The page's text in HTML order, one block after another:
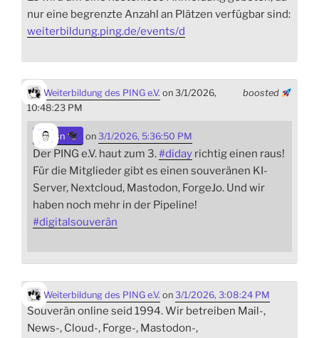
nur eine begrenzte Anzahl an Plätzen verfügbar sind:
weiterbildung.ping.de/events/d
boosted
Weiterbildung des PING e.V. on 3/1/2026,
10:48:23 PM
sn on 3/1/2026, 5:36:50 PM
Der PING e.V. haut zum 3.#diday richtig einen raus!
Für die Mitglieder gibt es einen souveränen KI-
Server, Nextcloud, Mastodon, ForgeJo. Und wir
haben noch mehr in der Pipeline!
#digitalsouverän
Weiterbildung des PING e.V. on 3/1/2026, 3:08:24 PM
Souverän online seid 1994. Wir betreiben Mail-,
News-, Cloud-, Forge-, Mastodon-,